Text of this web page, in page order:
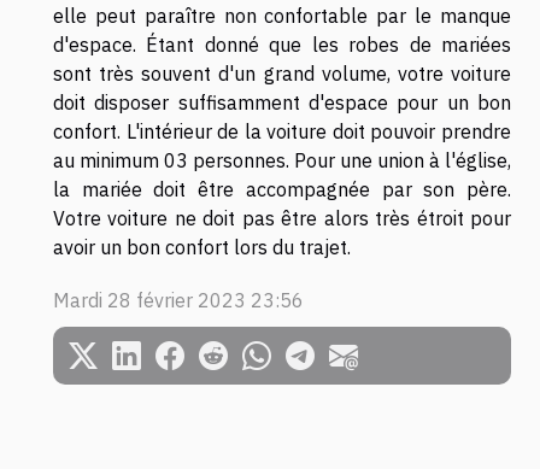
elle peut paraître non confortable par le manque
d'espace. Étant donné que les robes de mariées
sont très souvent d'un grand volume, votre voiture
doit disposer suffisamment d'espace pour un bon
confort. L'intérieur de la voiture doit pouvoir prendre
au minimum 03 personnes. Pour une union à l'église,
la mariée doit être accompagnée par son père.
Votre voiture ne doit pas être alors très étroit pour
avoir un bon confort lors du trajet.
Mardi 28 février 2023 23:56